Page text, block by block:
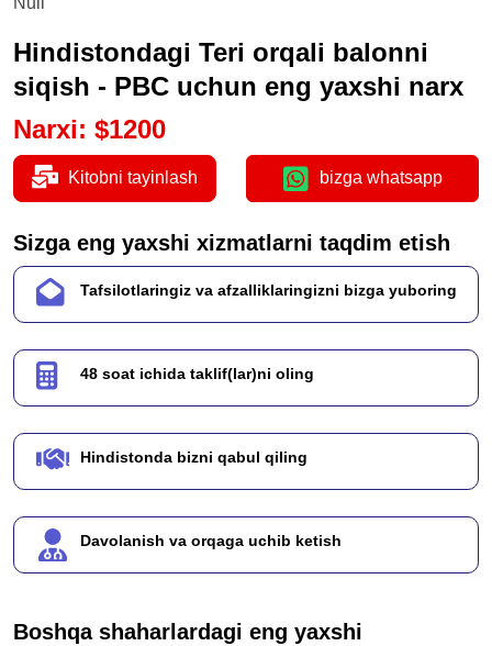
Hindistondagi Teri orqali balonni
siqish - PBC uchun eng yaxshi narx
Narxi: $1200
Kitobni tayinlash bizga whatsapp
Sizga eng yaxshi xizmatlarni taqdim etish
Tafsilotlaringiz va afzalliklaringizni bizga yuboring
48 soat ichida taklif(lar)ni oling
Hindistonda bizni qabul qiling
Davolanish va orqaga uchib ketish
Boshqa shaharlardagi eng yaxshi